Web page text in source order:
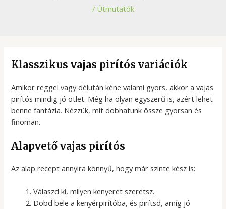
/ Útmutatók
Klasszikus vajas pirítós variációk
Amikor reggel vagy délután kéne valami gyors, akkor a vajas
pirítós mindig jó ötlet. Még ha olyan egyszerű is, azért lehet
benne fantázia. Nézzük, mit dobhatunk össze gyorsan és
finoman.
Alapvető vajas pirítós
Az alap recept annyira könnyű, hogy már szinte kész is:
Válaszd ki, milyen kenyeret szeretsz.
Dobd bele a kenyérpirítóba, és pirítsd, amíg jó